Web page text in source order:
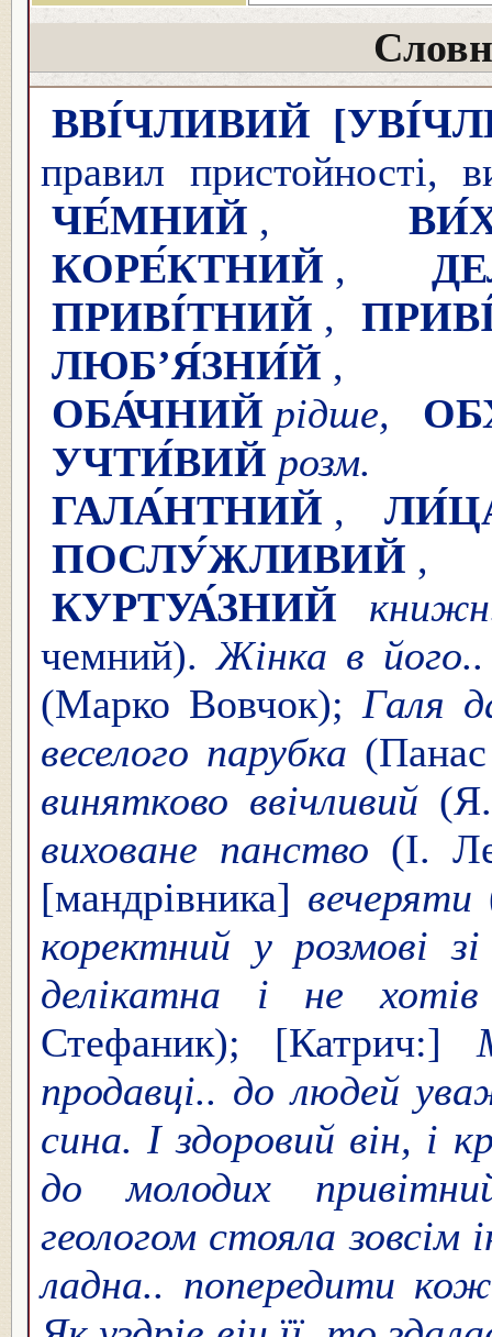
ВВІ́ЧЛИВИЙ
правил пристойності,
ЧЕ́МНИЙ ,
КОРЕ́КТНИЙ ,
ПРИВІ́ТНИЙ ,
ЛЮБ’Я́ЗНИ́Й ,
ОБА́ЧНИЙ рідше,
УЧТИ́ВИЙ розм.
ГАЛА́НТНИЙ ,
ПОСЛУ́ЖЛИВИЙ
КУРТУА́ЗНИЙ
чемний). Жінка в
(Марко Вовчок); Галя
веселого парубка
винятково ввічливий
виховане панство (І.
[мандрівника] вечеряти
коректний у розмові
делікатна і не
Стефаник); [Катрич:]
продавці.. до людей
сина. І здоровий він, і
до молодих
геологом стояла
ладна.. попередити